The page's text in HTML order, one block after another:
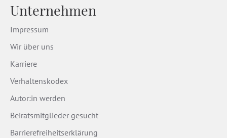
Unternehmen
Impressum
Wir über uns
Karriere
Verhaltenskodex
Autor:in werden
Beiratsmitglieder gesucht
Barrierefreiheitserklärung